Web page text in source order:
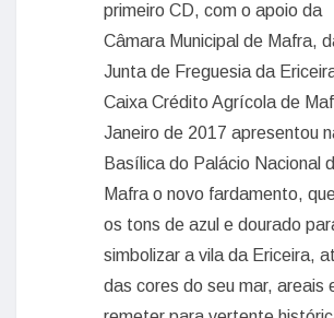
primeiro CD, com o apoio da
Câmara Municipal de Mafra,
Junta de Freguesia da
Caixa Crédito Agrícola de
Janeiro de 2017 apresentou
Basílica do Palácio Nacional
Mafra o novo fardamento,
os tons de azul e dourado
simbolizar a vila da Ericeira,
das cores do seu mar, areais